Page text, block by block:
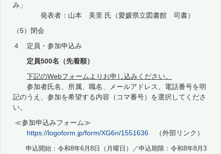
み」
発表者：山本 美里 氏（愛媛県立図書館 司書）
（5）閉会
４ 定員・参加申込み
定員500名（先着順）
下記のWebフォームよりお申し込みください。
参加者氏名、所属、職名、メールアドレス、電話番号を明
記のうえ、参加を希望する内容（コマ番号）を選択してくださ
い。
≪参加申込みフォーム≫
https://logoform.jp/form/XG6n/1551636 （外部リンク）
申込開始：令和8年6月8日（月曜日）／申込期限：令和8年8月3